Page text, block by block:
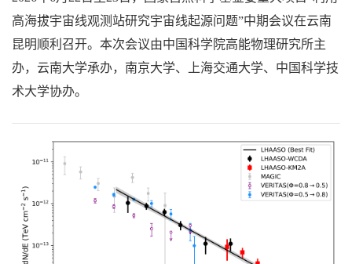
高海拔宇宙线观测站研究宇宙线起源问题”中期会议在云南
昆明顺利召开。本次会议由中国科学院高能物理研究所主
办，云南大学承办，南京大学、上海交通大学、中国科学技
术大学协办。